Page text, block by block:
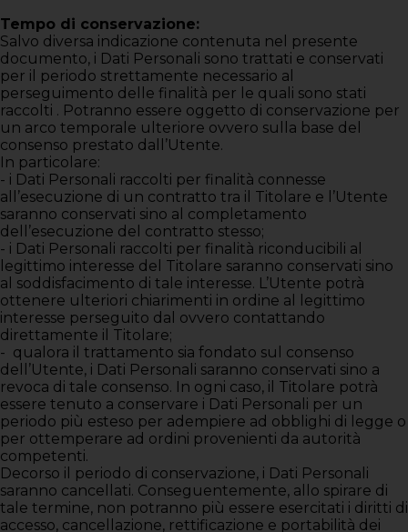
Tempo di conservazione:
Salvo diversa indicazione contenuta nel presente
documento, i Dati Personali sono trattati e conservati
per il periodo strettamente necessario al
perseguimento delle finalità per le quali sono stati
raccolti . Potranno essere oggetto di conservazione per
un arco temporale ulteriore ovvero sulla base del
consenso prestato dall’Utente.
In particolare:
- i Dati Personali raccolti per finalità connesse
all’esecuzione di un contratto tra il Titolare e l’Utente
saranno conservati sino al completamento
dell’esecuzione del contratto stesso;
- i Dati Personali raccolti per finalità riconducibili al
legittimo interesse del Titolare saranno conservati sino
al soddisfacimento di tale interesse. L’Utente potrà
ottenere ulteriori chiarimenti in ordine al legittimo
interesse perseguito dal ovvero contattando
direttamente il Titolare;
- qualora il trattamento sia fondato sul consenso
dell’Utente, i Dati Personali saranno conservati sino a
revoca di tale consenso. In ogni caso, il Titolare potrà
essere tenuto a conservare i Dati Personali per un
periodo più esteso per adempiere ad obblighi di legge o
per ottemperare ad ordini provenienti da autorità
competenti.
Decorso il periodo di conservazione, i Dati Personali
saranno cancellati. Conseguentemente, allo spirare di
tale termine, non potranno più essere esercitati i diritti di
accesso, cancellazione, rettificazione e portabilità dei